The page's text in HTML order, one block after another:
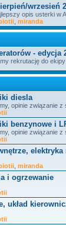
wrzesień
opis usterki w
, miranda
- edycja
rekrutację do ekipy
diesla
opinie związanie
benzynowe i
opinie związanie z
elektryka
, miranda
i ogrzewanie
układ